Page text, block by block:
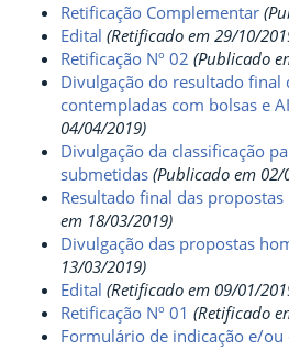
Retificação Complementar
Edital (Retificado em 29/10/
Retificação Nº 02 (Publicado
Divulgação do resultado final
contempladas com bolsas e
04/04/2019)
Divulgação da classificação
submetidas (Publicado em 02/
Resultado final das
em 18/03/2019)
Divulgação das propostas
13/03/2019)
Edital (Retificado em 09/01/
Retificação Nº 01 (Retificado
Formulário de indicação e/ou